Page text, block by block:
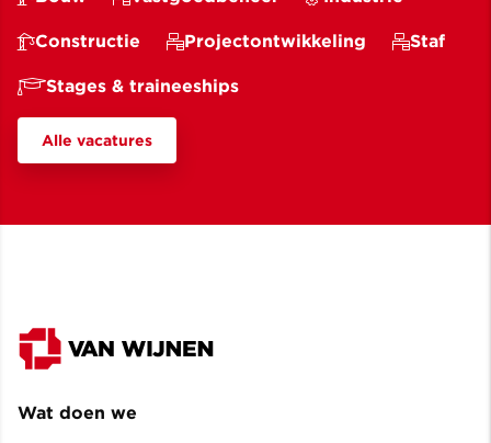
Constructie Projectontwikkeling Staf
Stages & traineeships
Alle vacatures
Wat doen we